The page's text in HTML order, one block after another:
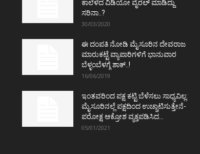
ಕಾಲೆಳೆದ ವಿಡಿಯೋ ವೈರಲ್ ಮಾಡಿದ್ದು
ಸರಿನಾ..?
30/03/2020
ಈ ದಂಪತಿ ನೋಡಿ ಮೈಸೂರಿನ ದೇವರಾಜ
ಮಾರುಕಟ್ಟೆ ವ್ಯಾಪಾರಿಗಳಿಗೆ ಭಾನುವಾರ
ಬೆಳ್ಳಂಬೆಳಗ್ಗೆ ಶಾಕ್..!
16/06/2019
ಇಂತವರಿಂದ ಪಕ್ಷ ಕಟ್ಟಿ ಬೆಳೆಸಲು ಸಾಧ್ಯವಿಲ್ಲ:
ಮೈಸೂರಿನಲ್ಲೆ ಪಕ್ಷದಿಂದ ಉಚ್ಚಾಟಿಸುತ್ತೇನೆ-
ಪರೋಕ್ಷ ಆಕ್ರೋಶ ವ್ಯಕ್ತಪಡಿಸಿದ...
05/01/2021